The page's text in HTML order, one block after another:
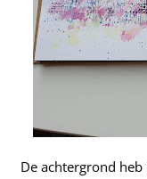
De achtergrond